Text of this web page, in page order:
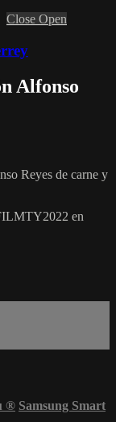
Close Open
Alfonso
Reyes de carne y
en
® Samsung Smart